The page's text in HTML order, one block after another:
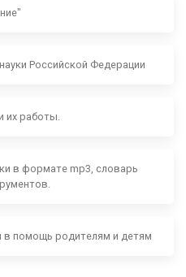
Российской Федерации
их работы.
в формате mp3, словарь
помощь родителям и детям